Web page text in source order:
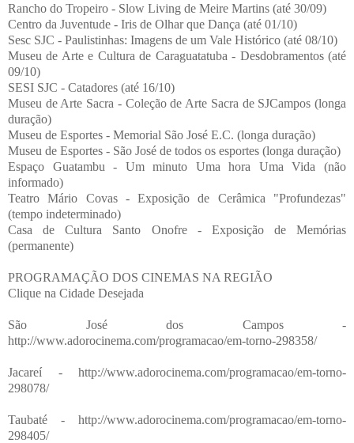
Rancho do Tropeiro - Slow Living de Meire Martins (até 30/09)
Centro da Juventude - Iris de Olhar que Dança (até 01/10)
Sesc SJC - Paulistinhas: Imagens de um Vale Histórico (até 08/10)
Museu de Arte e Cultura de Caraguatatuba - Desdobramentos (até
09/10)
SESI SJC - Catadores (até 16/10)
Museu de Arte Sacra - Coleção de Arte Sacra de SJCampos (longa
duração)
Museu de Esportes - Memorial São José E.C. (longa duração)
Museu de Esportes - São José de todos os esportes (longa duração)
Espaço Guatambu - Um minuto Uma hora Uma Vida (não
informado)
Teatro Mário Covas - Exposição de Cerâmica "Profundezas"
(tempo indeterminado)
Casa de Cultura Santo Onofre - Exposição de Memórias
(permanente)
PROGRAMAÇÃO DOS CINEMAS NA REGIÃO
Clique na Cidade Desejada
São José dos Campos -
http://www.adorocinema.com/programacao/em-torno-298358/
Jacareí - http://www.adorocinema.com/programacao/em-torno-
298078/
Taubaté - http://www.adorocinema.com/programacao/em-torno-
298405/